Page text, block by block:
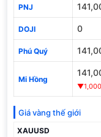
PNJ
DOJI 0
Phú Quý
Mi Hồng
Giá vàng thế giới
XAUUSD